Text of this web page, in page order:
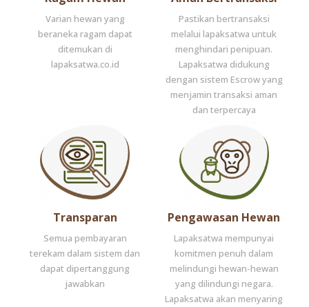
Varian hewan yang
beraneka ragam dapat
ditemukan di
lapaksatwa.co.id
Pastikan bertransaksi
melalui lapaksatwa untuk
menghindari penipuan.
Lapaksatwa didukung
dengan sistem Escrow yang
menjamin transaksi aman
dan terpercaya
Transparan
Semua pembayaran
terekam dalam sistem dan
dapat dipertanggung
jawabkan
Pengawasan Hewan
Lapaksatwa mempunyai
komitmen penuh dalam
melindungi hewan-hewan
yang dilindungi negara.
Lapaksatwa akan menyaring